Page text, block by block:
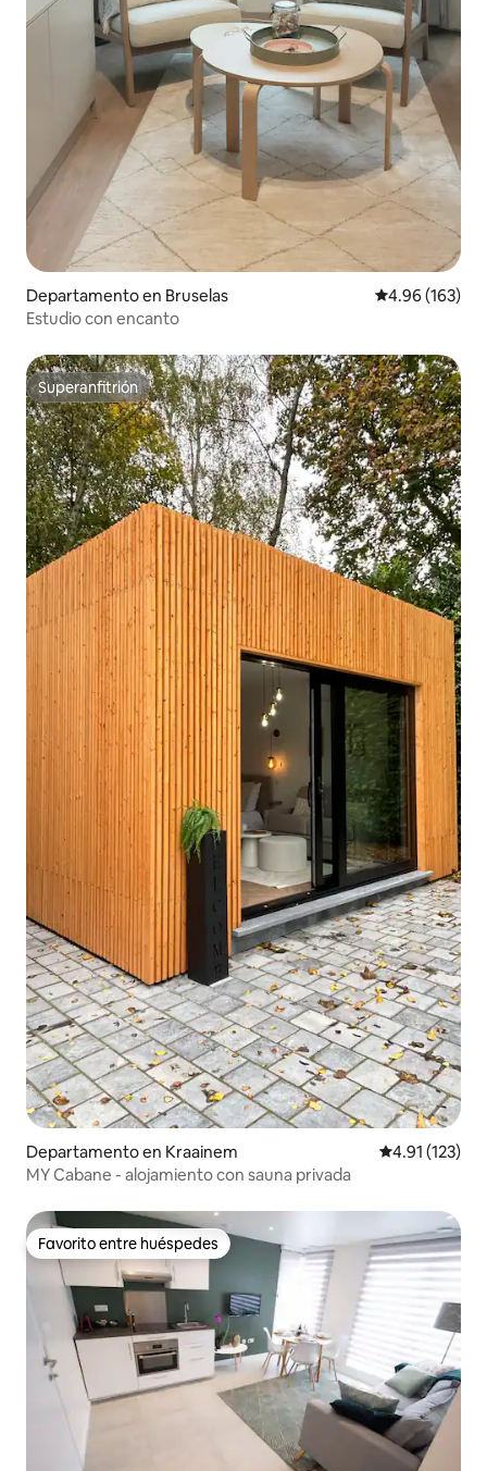
Departamento en Bruselas Calificación
4.96 (163)
Estudio con encanto
Superanfitrión
Superanfitrión
Departamento en Kraainem Calificación
4.91 (123)
MY Cabane - alojamiento con sauna privada
Favorito entre huéspedes
Favorito entre huéspedes